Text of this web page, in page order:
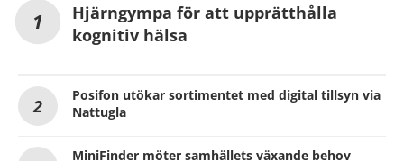
Hjärngympa för att upprätthålla
kognitiv hälsa
Posifon utökar sortimentet med digital tillsyn via
Nattugla
MiniFinder möter samhällets växande behov